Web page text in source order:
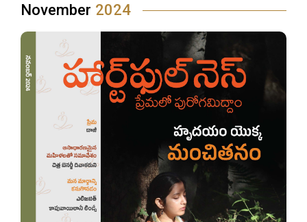
November 2024